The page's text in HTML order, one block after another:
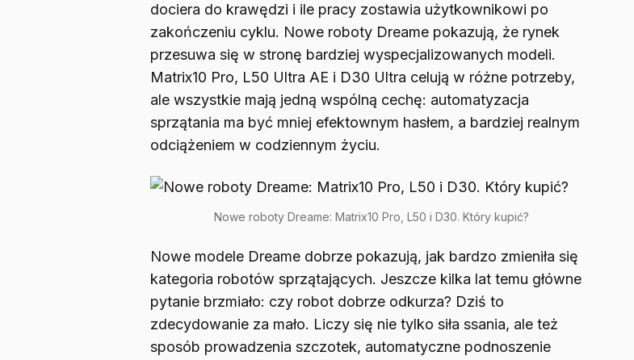
dociera do krawędzi i ile pracy zostawia użytkownikowi po
zakończeniu cyklu. Nowe roboty Dreame pokazują, że rynek
przesuwa się w stronę bardziej wyspecjalizowanych modeli.
Matrix10 Pro, L50 Ultra AE i D30 Ultra celują w różne potrzeby,
ale wszystkie mają jedną wspólną cechę: automatyzacja
sprzątania ma być mniej efektownym hasłem, a bardziej realnym
odciążeniem w codziennym życiu.
Nowe roboty Dreame: Matrix10 Pro, L50 i D30. Który kupić?
Nowe modele Dreame dobrze pokazują, jak bardzo zmieniła się
kategoria robotów sprzątających. Jeszcze kilka lat temu główne
pytanie brzmiało: czy robot dobrze odkurza? Dziś to
zdecydowanie za mało. Liczy się nie tylko siła ssania, ale też
sposób prowadzenia szczotek, automatyczne podnoszenie